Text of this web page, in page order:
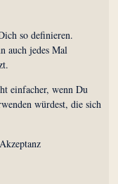
so definieren.
auch jedes Mal
einfacher, wenn Du
würdest, die sich